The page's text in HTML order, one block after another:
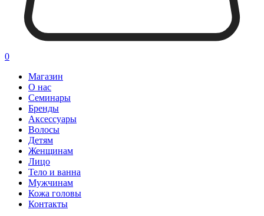
0
Магазин
О нас
Семинары
Бренды
Аксессуары
Волосы
Детям
Женщинам
Лицо
Тело и ванна
Мужчинам
Кожа головы
Контакты